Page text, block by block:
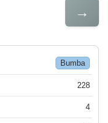
→
Bumba
228
4